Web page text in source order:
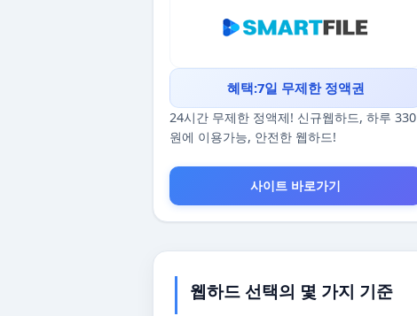
혜택:7일 무제한 정액권
24시간 무제한 정액제! 신규웹하드, 하루 330
원에 이용가능, 안전한 웹하드!
사이트 바로가기
웹하드 선택의 몇 가지 기준